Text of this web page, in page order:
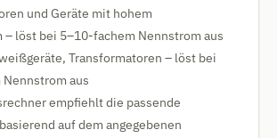
und Geräte mit hohem
– löst bei 5–10-fachem Nennstrom aus
Transformatoren – löst bei
aus
empfiehlt die passende
auf dem angegebenen